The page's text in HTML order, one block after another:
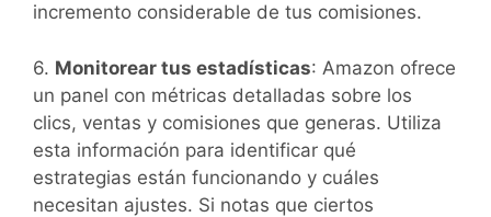
incremento considerable de tus comisiones.
6. Monitorear tus estadísticas: Amazon ofrece
un panel con métricas detalladas sobre los
clics, ventas y comisiones que generas. Utiliza
esta información para identificar qué
estrategias están funcionando y cuáles
necesitan ajustes. Si notas que ciertos